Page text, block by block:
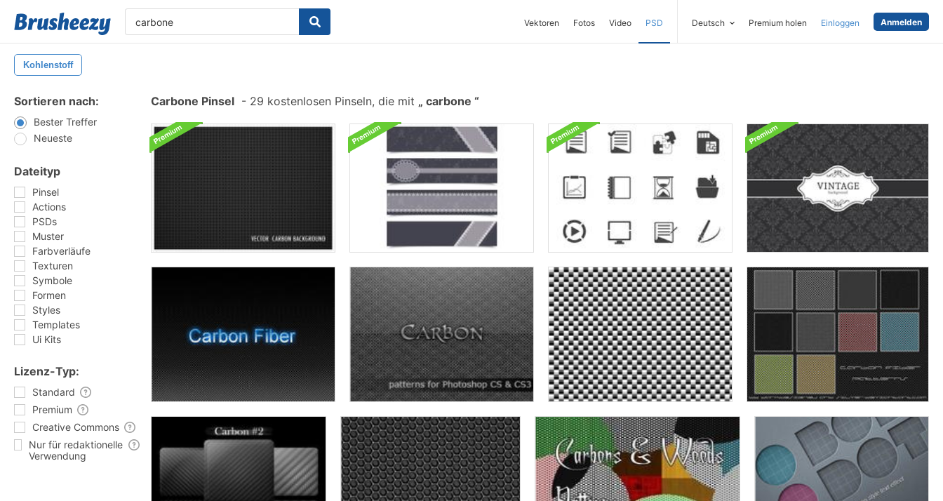
Vektoren Fotos Video PSD Deutsch Premium holen Einloggen Anmelden
Kohlenstoff
Sortieren nach:
Bester Treffer
Neueste
Dateityp
Pinsel
Actions
PSDs
Muster
Farbverläufe
Texturen
Symbole
Formen
Styles
Templates
Ui Kits
Lizenz-Typ:
Standard
Premium
Creative Commons
Nur für redaktionelle
Verwendung
Carbone Pinsel - 29 kostenlosen Pinseln, die mit carbone